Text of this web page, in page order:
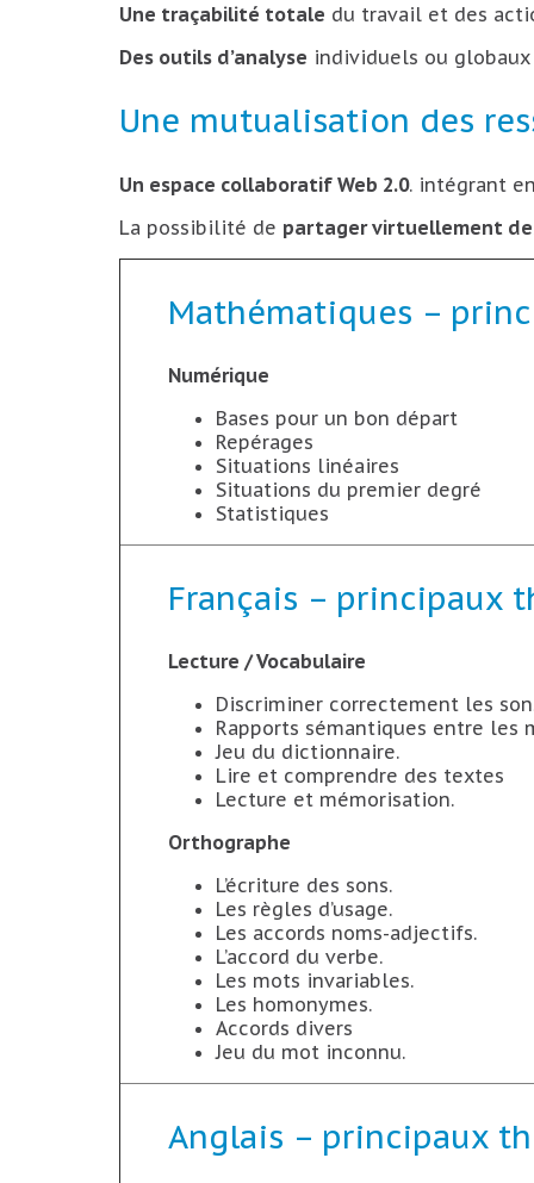
Une traçabilité totale du travail et des
Des outils d’analyse individuels ou
Une mutualisation des
Un espace collaboratif Web 2.0. intégrant
La possibilité de partager virtuellement
Mathématiques –
Numérique
Bases pour un bon départ
Repérages
Situations linéaires
Situations du premier degré
Statistiques
Français – principaux
Lecture / Vocabulaire
Discriminer correctement les
Rapports sémantiques entre les
Jeu du dictionnaire.
Lire et comprendre des textes
Lecture et mémorisation.
Orthographe
L’écriture des sons.
Les règles d’usage.
Les accords noms-adjectifs.
L’accord du verbe.
Les mots invariables.
Les homonymes.
Accords divers
Jeu du mot inconnu.
Anglais – principaux